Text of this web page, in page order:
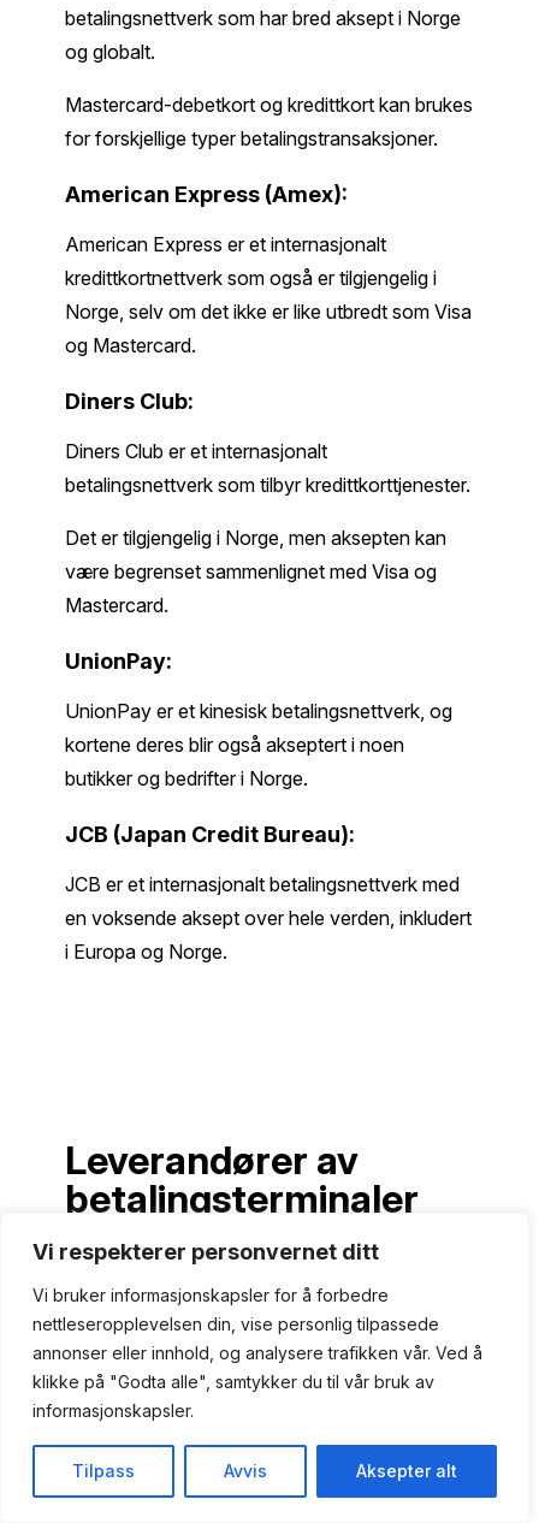
Vi respekterer personvernet ditt
Vi bruker informasjonskapsler for å forbedre
nettleseropplevelsen din, vise personlig tilpassede
annonser eller innhold, og analysere trafikken vår. Ved å
klikke på "Godta alle", samtykker du til vår bruk av
informasjonskapsler.
Tilpass Avvis Aksepter alt
betalingsnettverk som har bred aksept i Norge
og globalt.
Mastercard-debetkort og kredittkort kan brukes
for forskjellige typer betalingstransaksjoner.
American Express (Amex):
American Express er et internasjonalt
kredittkortnettverk som også er tilgjengelig i
Norge, selv om det ikke er like utbredt som Visa
og Mastercard.
Diners Club:
Diners Club er et internasjonalt
betalingsnettverk som tilbyr kredittkorttjenester.
Det er tilgjengelig i Norge, men aksepten kan
være begrenset sammenlignet med Visa og
Mastercard.
UnionPay:
UnionPay er et kinesisk betalingsnettverk, og
kortene deres blir også akseptert i noen
butikker og bedrifter i Norge.
JCB (Japan Credit Bureau):
JCB er et internasjonalt betalingsnettverk med
en voksende aksept over hele verden, inkludert
i Europa og Norge.
Leverandører av
betalingsterminaler
De tre største
betalingsterminal
leverandørene i Norge: